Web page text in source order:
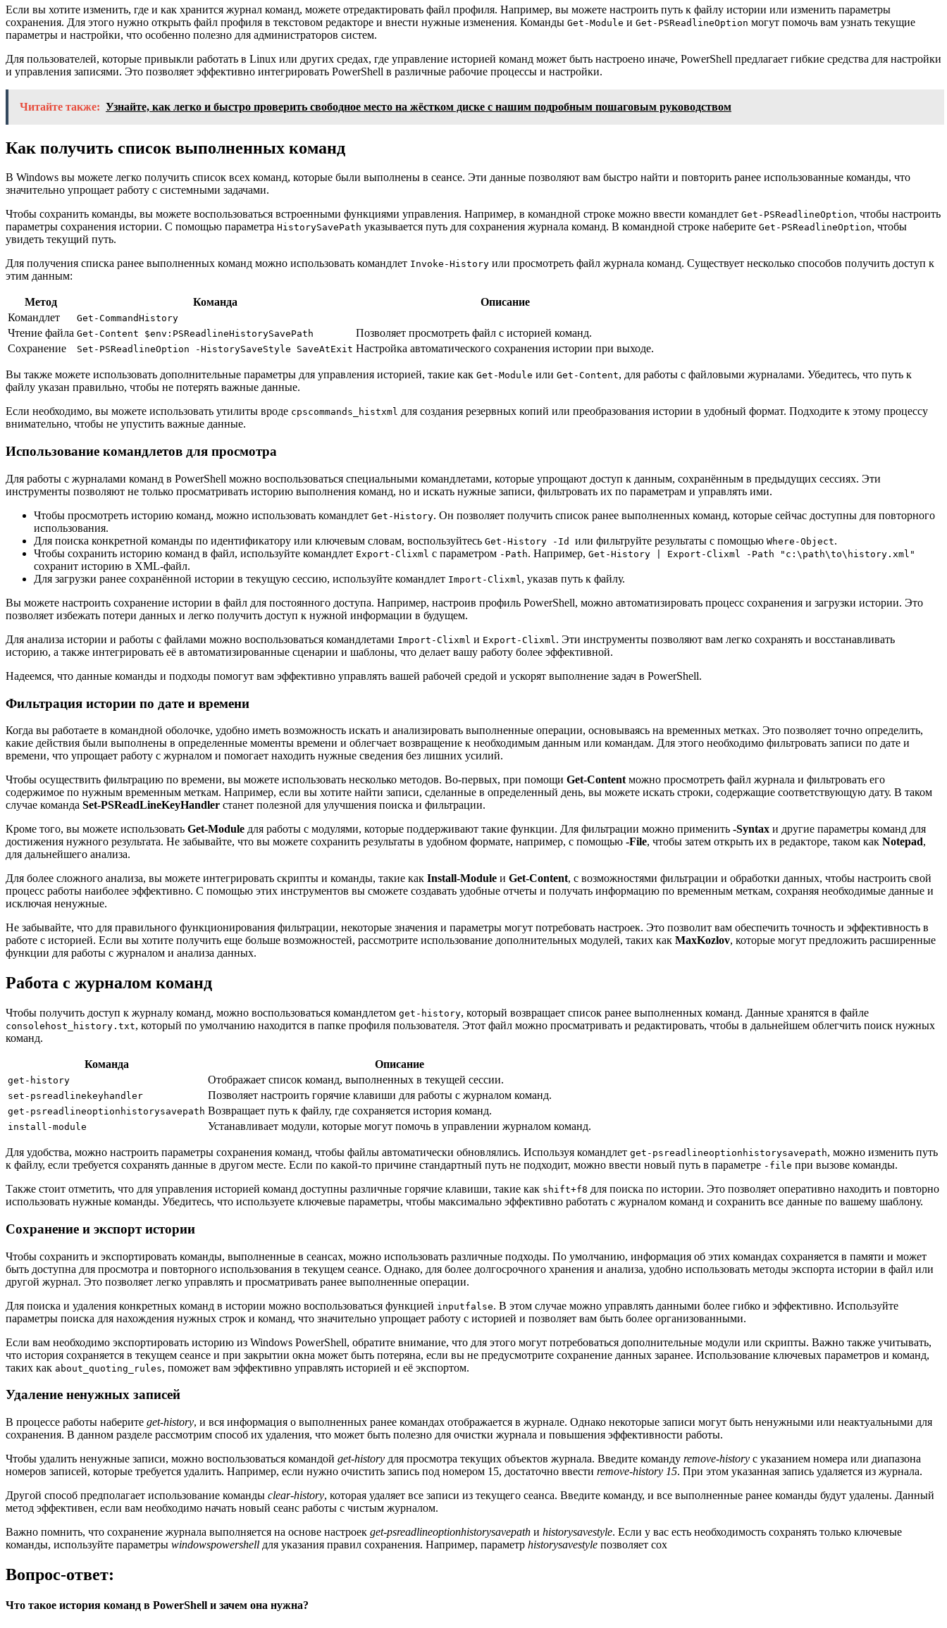
Если вы хотите изменить, где и как хранится журнал команд, можете отредактировать файл профиля. Например, вы можете настроить путь к файлу истории или изменить параметры
сохранения. Для этого нужно открыть файл профиля в текстовом редакторе и внести нужные изменения. Команды Get-Module и Get-PSReadlineOption могут помочь вам узнать текущие
параметры и настройки, что особенно полезно для администраторов систем.
Для пользователей, которые привыкли работать в Linux или других средах, где управление историей команд может быть настроено иначе, PowerShell предлагает гибкие средства для настройки
и управления записями. Это позволяет эффективно интегрировать PowerShell в различные рабочие процессы и настройки.
Читайте также: Узнайте, как легко и быстро проверить свободное место на жёстком диске с нашим подробным пошаговым руководством
Как получить список выполненных команд
В Windows вы можете легко получить список всех команд, которые были выполнены в сеансе. Эти данные позволяют вам быстро найти и повторить ранее использованные команды, что
значительно упрощает работу с системными задачами.
Чтобы сохранить команды, вы можете воспользоваться встроенными функциями управления. Например, в командной строке можно ввести командлет Get-PSReadlineOption, чтобы настроить
параметры сохранения истории. С помощью параметра HistorySavePath указывается путь для сохранения журнала команд. В командной строке наберите Get-PSReadlineOption, чтобы
увидеть текущий путь.
Для получения списка ранее выполненных команд можно использовать командлет Invoke-History или просмотреть файл журнала команд. Существует несколько способов получить доступ к
этим данным:
Метод Команда
Описание
Командлет
Get-CommandHistory
Чтение файла Get-Content $env:PSReadlineHistorySavePath
Позволяет просмотреть файл с историей команд.
Сохранение
Set-PSReadlineOption -HistorySaveStyle SaveAtExit Настройка автоматического сохранения истории при выходе.
Вы также можете использовать дополнительные параметры для управления историей, такие как Get-Module или Get-Content, для работы с файловыми журналами. Убедитесь, что путь к
файлу указан правильно, чтобы не потерять важные данные.
Если необходимо, вы можете использовать утилиты вроде cpscommands_histxml для создания резервных копий или преобразования истории в удобный формат. Подходите к этому процессу
внимательно, чтобы не упустить важные данные.
Использование командлетов для просмотра
Для работы с журналами команд в PowerShell можно воспользоваться специальными командлетами, которые упрощают доступ к данным, сохранённым в предыдущих сессиях. Эти
инструменты позволяют не только просматривать историю выполнения команд, но и искать нужные записи, фильтровать их по параметрам и управлять ими.
Чтобы просмотреть историю команд, можно использовать командлет Get-History. Он позволяет получить список ранее выполненных команд, которые сейчас доступны для повторного
использования.
Для поиска конкретной команды по идентификатору или ключевым словам, воспользуйтесь Get-History -Id или фильтруйте результаты с помощью Where-Object.
Чтобы сохранить историю команд в файл, используйте командлет Export-Clixml с параметром -Path. Например, Get-History | Export-Clixml -Path "c:\path\to\history.xml"
сохранит историю в XML-файл.
Для загрузки ранее сохранённой истории в текущую сессию, используйте командлет Import-Clixml , указав путь к файлу.
Вы можете настроить сохранение истории в файл для постоянного доступа. Например, настроив профиль PowerShell, можно автоматизировать процесс сохранения и загрузки истории. Это
позволяет избежать потери данных и легко получить доступ к нужной информации в будущем.
Для анализа истории и работы с файлами можно воспользоваться командлетами Import-Clixml и Export-Clixml . Эти инструменты позволяют вам легко сохранять и восстанавливать
историю, а также интегрировать её в автоматизированные сценарии и шаблоны, что делает вашу работу более эффективной.
Надеемся, что данные команды и подходы помогут вам эффективно управлять вашей рабочей средой и ускорят выполнение задач в PowerShell.
Фильтрация истории по дате и времени
Когда вы работаете в командной оболочке, удобно иметь возможность искать и анализировать выполненные операции, основываясь на временных метках. Это позволяет точно определить,
какие действия были выполнены в определенные моменты времени и облегчает возвращение к необходимым данным или командам. Для этого необходимо фильтровать записи по дате и
времени, что упрощает работу с журналом и помогает находить нужные сведения без лишних усилий.
Чтобы осуществить фильтрацию по времени, вы можете использовать несколько методов. Во-первых, при помощи Get-Content можно просмотреть файл журнала и фильтровать его
содержимое по нужным временным меткам. Например, если вы хотите найти записи, сделанные в определенный день, вы можете искать строки, содержащие соответствующую дату. В таком
случае команда Set-PSReadLineKeyHandler станет полезной для улучшения поиска и фильтрации.
Кроме того, вы можете использовать Get-Module для работы с модулями, которые поддерживают такие функции. Для фильтрации можно применить -Syntax и другие параметры команд для
достижения нужного результата. Не забывайте, что вы можете сохранить результаты в удобном формате, например, с помощью -File, чтобы затем открыть их в редакторе, таком как Notepad,
для дальнейшего анализа.
Для более сложного анализа, вы можете интегрировать скрипты и команды, такие как Install-Module и Get-Content, с возможностями фильтрации и обработки данных, чтобы настроить свой
процесс работы наиболее эффективно. С помощью этих инструментов вы сможете создавать удобные отчеты и получать информацию по временным меткам, сохраняя необходимые данные и
исключая ненужные.
Не забывайте, что для правильного функционирования фильтрации, некоторые значения и параметры могут потребовать настроек. Это позволит вам обеспечить точность и эффективность в
работе с историей. Если вы хотите получить еще больше возможностей, рассмотрите использование дополнительных модулей, таких как MaxKozlov, которые могут предложить расширенные
функции для работы с журналом и анализа данных.
Работа с журналом команд
Чтобы получить доступ к журналу команд, можно воспользоваться командлетом get-history, который возвращает список ранее выполненных команд. Данные хранятся в файле
consolehost_history.txt, который по умолчанию находится в папке профиля пользователя. Этот файл можно просматривать и редактировать, чтобы в дальнейшем облегчить поиск нужных
команд.
Команда Описание
get-history Отображает список команд, выполненных в текущей сессии.
set-psreadlinekeyhandler Позволяет настроить горячие клавиши для работы с журналом команд.
get-psreadlineoptionhistorysavepath Возвращает путь к файлу, где сохраняется история команд.
install-module Устанавливает модули, которые могут помочь в управлении журналом команд.
Для удобства, можно настроить параметры сохранения команд, чтобы файлы автоматически обновлялись. Используя командлет get-psreadlineoptionhistorysavepath, можно изменить путь
к файлу, если требуется сохранять данные в другом месте. Если по какой-то причине стандартный путь не подходит, можно ввести новый путь в параметре -file при вызове команды.
Также стоит отметить, что для управления историей команд доступны различные горячие клавиши, такие как shift+f8 для поиска по истории. Это позволяет оперативно находить и повторно
использовать нужные команды. Убедитесь, что используете ключевые параметры, чтобы максимально эффективно работать с журналом команд и сохранить все данные по вашему шаблону.
Сохранение и экспорт истории
Чтобы сохранить и экспортировать команды, выполненные в сеансах, можно использовать различные подходы. По умолчанию, информация об этих командах сохраняется в памяти и может
быть доступна для просмотра и повторного использования в текущем сеансе. Однако, для более долгосрочного хранения и анализа, удобно использовать методы экспорта истории в файл или
другой журнал. Это позволяет легко управлять и просматривать ранее выполненные операции.
Для поиска и удаления конкретных команд в истории можно воспользоваться функцией inputfalse. В этом случае можно управлять данными более гибко и эффективно. Используйте
параметры поиска для нахождения нужных строк и команд, что значительно упрощает работу с историей и позволяет вам быть более организованными.
Если вам необходимо экспортировать историю из Windows PowerShell, обратите внимание, что для этого могут потребоваться дополнительные модули или скрипты. Важно также учитывать,
что история сохраняется в текущем сеансе и при закрытии окна может быть потеряна, если вы не предусмотрите сохранение данных заранее. Использование ключевых параметров и команд,
таких как about_quoting_rules, поможет вам эффективно управлять историей и её экспортом.
Удаление ненужных записей
В процессе работы наберите get-history, и вся информация о выполненных ранее командах отображается в журнале. Однако некоторые записи могут быть ненужными или неактуальными для
сохранения. В данном разделе рассмотрим способ их удаления, что может быть полезно для очистки журнала и повышения эффективности работы.
Чтобы удалить ненужные записи, можно воспользоваться командой get-history для просмотра текущих объектов журнала. Введите команду remove-history с указанием номера или диапазона
номеров записей, которые требуется удалить. Например, если нужно очистить запись под номером 15, достаточно ввести remove-history 15. При этом указанная запись удаляется из журнала.
Другой способ предполагает использование команды clear-history, которая удаляет все записи из текущего сеанса. Введите команду, и все выполненные ранее команды будут удалены. Данный
метод эффективен, если вам необходимо начать новый сеанс работы с чистым журналом.
Важно помнить, что сохранение журнала выполняется на основе настроек get-psreadlineoptionhistorysavepath и historysavestyle. Если у вас есть необходимость сохранять только ключевые
команды, используйте параметры windowspowershell для указания правил сохранения. Например, параметр historysavestyle позволяет сох
Вопрос-ответ:
Что такое история команд в PowerShell и зачем она нужна?